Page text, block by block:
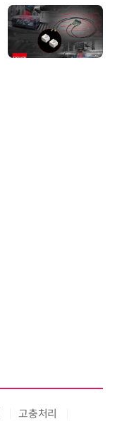
고충처리